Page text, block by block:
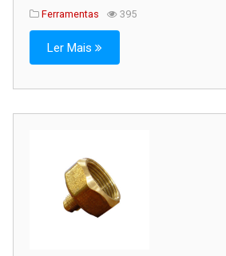
Ferramentas 395
Ler Mais